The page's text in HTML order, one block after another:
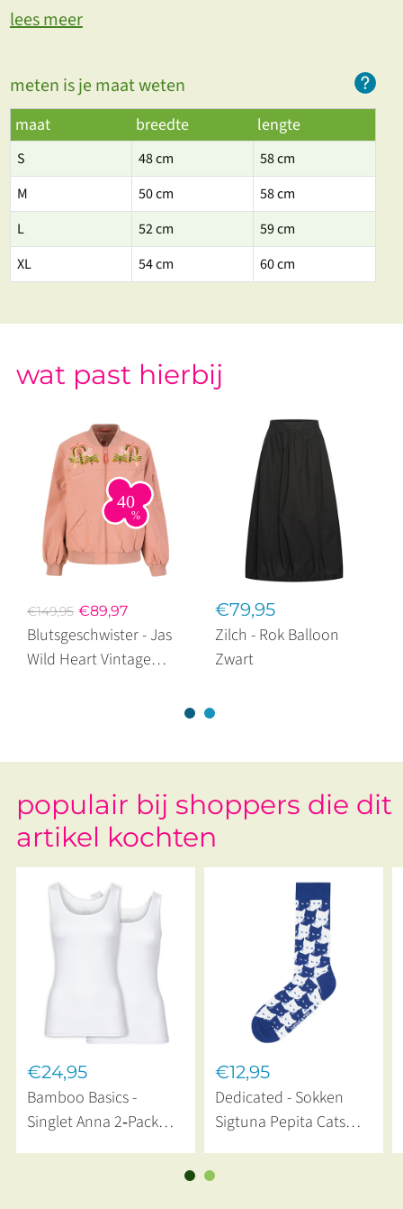
lees meer
meten is je maat weten
maat breedte lengte
S 48 cm
58 cm
M
50 cm
58 cm
L
52 cm
59 cm
XL
54 cm 60 cm
wat past hierbij
€149,95 €89,97
Blutsgeschwister - Jas
Wild Heart Vintage
€79,95
Zilch - Rok Balloon
Zwart
populair bij shoppers die dit
artikel kochten
€24,95
Bamboo Basics -
Singlet Anna 2‑Pack
€12,95
Dedicated - Sokken
Sigtuna Pepita Cats